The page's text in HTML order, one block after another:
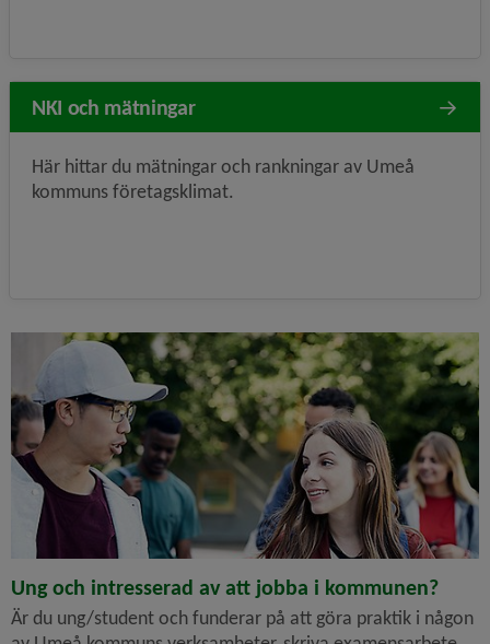
NKI och mätningar
Här hittar du mätningar och rankningar av Umeå
kommuns företagsklimat.
Ung och intresserad av att jobba i kommunen?
Är du ung/student och funderar på att göra praktik i någon